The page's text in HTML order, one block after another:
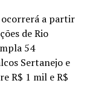
ocorrerá a partir
de Rio
54
Sertanejo e
R$ 1 mil e R$